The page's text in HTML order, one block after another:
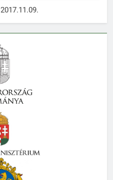
2017.11.09.